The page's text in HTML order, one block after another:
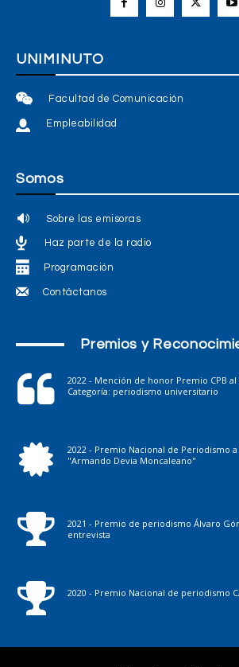
UNIMINUTO
Facultad de Comunicación
Empleabilidad
Somos
Sobre las emisoras
Haz parte de la radio
Programación
Contáctanos
Premios y
2022 - Mención de honor Premio CPB
Categoría: periodismo universitario
2022 - Premio Nacional de Periodismo
"Armando Devia Moncaleano"
2021 - Premio de periodismo Álvaro
entrevista
2020 - Premio Nacional de periodismo